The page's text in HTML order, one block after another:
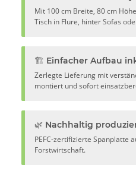
Mit 100 cm Breite, 80 cm
Tisch in Flure, hinter Sofas
🏗️ Einfacher Aufbau
Zerlegte Lieferung mit
montiert und sofort
🌿 Nachhaltig
PEFC-zertifizierte Spanplatte
Forstwirtschaft.